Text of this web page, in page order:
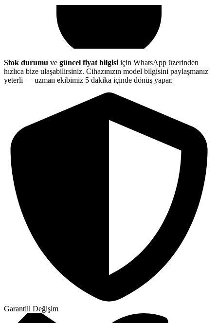
Stok durumu ve güncel fiyat bilgisi için WhatsApp üzerinden
hızlıca bize ulaşabilirsiniz. Cihazınızın model bilgisini paylaşmanız
yeterli — uzman ekibimiz 5 dakika içinde dönüş yapar.
Garantili Değişim